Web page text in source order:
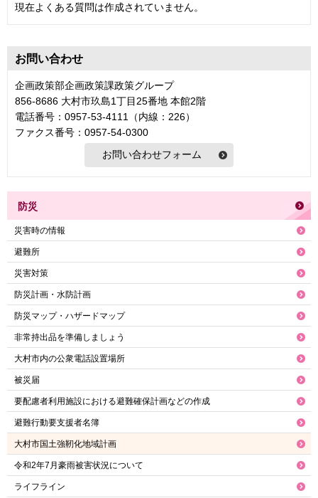
現在よくある質問は作成されていません。
お問い合わせ
企画政策部企画政策課政策グループ
856-8686 大村市玖島1丁目25番地 本館2階
電話番号：0957-53-4111（内線：226）
ファクス番号：0957-54-0300
防災
災害時の情報
避難所
災害対策
防災計画・水防計画
防災マップ・ハザードマップ
非常持出品を準備しましょう
大村市内の公衆電話設置場所
被災届
要配慮者利用施設における避難確保計画などの作成
避難行動要支援者名簿
大村市国土強靭化地域計画
令和2年7月豪雨被害状況について
ライフライン